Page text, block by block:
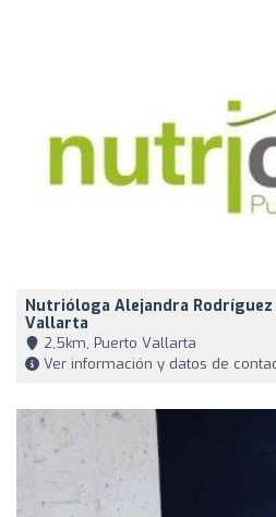
Nutrióloga Alejandra
Vallarta
2,5km, Puerto Vallarta
Ver información y datos de